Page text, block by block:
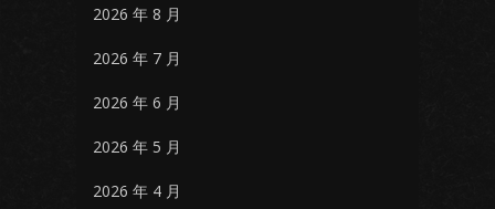
2026 年 8 月
2026 年 7 月
2026 年 6 月
2026 年 5 月
2026 年 4 月